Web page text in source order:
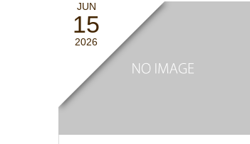
JUN
15
2026